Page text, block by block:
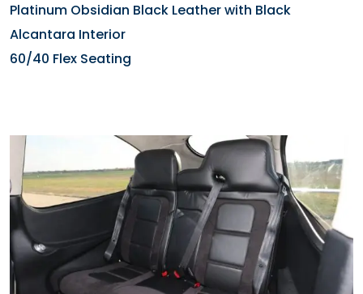
Platinum Obsidian Black Leather with Black
Alcantara Interior
60/40 Flex Seating